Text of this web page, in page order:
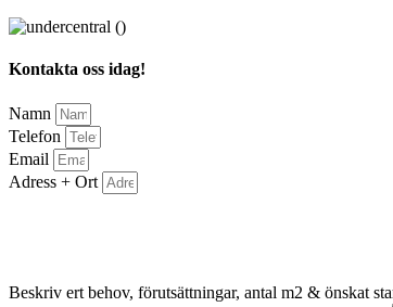
Kontakta oss idag!
Namn
Telefon
Email
Adress + Ort
Beskriv ert behov, förutsättningar, antal m2 & önskat